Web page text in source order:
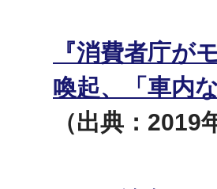
『消費者庁が
喚起、「車内
（出典：